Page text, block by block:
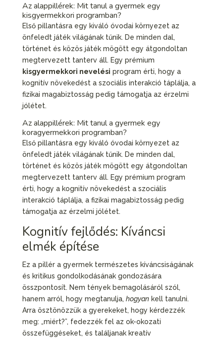
Az alappillérek: Mit tanul a gyermek egy
kisgyermekkori programban?
Első pillantásra egy kiváló óvodai környezet az
önfeledt játék világának tűnik. De minden dal,
történet és közös játék mögött egy átgondoltan
megtervezett tanterv áll. Egy prémium
kisgyermekkori nevelési program érti, hogy a
kognitív növekedést a szociális interakció táplálja, a
fizikai magabiztosság pedig támogatja az érzelmi
jólétet.
Az alappillérek: Mit tanul a gyermek egy
koragyermekkori programban?
Első pillantásra egy kiváló óvodai környezet az
önfeledt játék világának tűnik. De minden dal,
történet és közös játék mögött egy átgondoltan
megtervezett tanterv áll. Egy prémium program
érti, hogy a kognitív növekedést a szociális
interakció táplálja, a fizikai magabiztosság pedig
támogatja az érzelmi jólétet.
Kognitív fejlődés: Kíváncsi
elmék építése
Ez a pillér a gyermek természetes kíváncsiságának
és kritikus gondolkodásának gondozására
összpontosít. Nem tények bemagolásáról szól,
hanem arról, hogy megtanulja, hogyankell tanulni.
Arra ösztönözzük a gyerekeket, hogy kérdezzék
meg: „miért?”, fedezzék fel az ok-okozati
összefüggéseket, és találjanak kreatív